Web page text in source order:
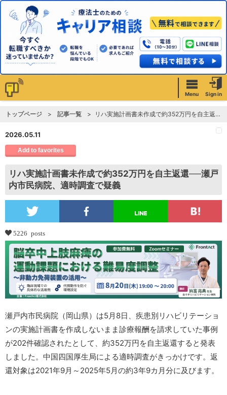
Menu Sign in
トップページ 記事一覧 リハ実施計画書未作成で約352万円を自主返還──瀬戸内市民病院、適時調査で疑義
2026.05.11
Add to favorites
リハ実施計画書未作成で約352万円を自主返還──瀬戸
内市民病院、適時調査で疑義
5226 posts
瀬戸内市民病院（岡山県）は5月8日、疾患別リハビリテーショ
ンの実施計画書を作成しないまま診療報酬を請求していた事例
が202件確認されたとして、約352万円を自主返還すると発表
しました。中国四国厚生局による適時調査がきっかけです。返
還対象は2021年9月～2025年5月の約3年9カ月分に及びます。